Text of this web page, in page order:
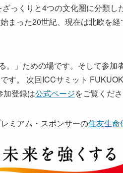
っくりと4つの文化圏に分類し
まった20世紀、現在は北欧を
。」ための場です。そして参加
す。 次回ICCサミット
加登録は公式ページをご覧くださ
ミアム・スポンサーの住友生命